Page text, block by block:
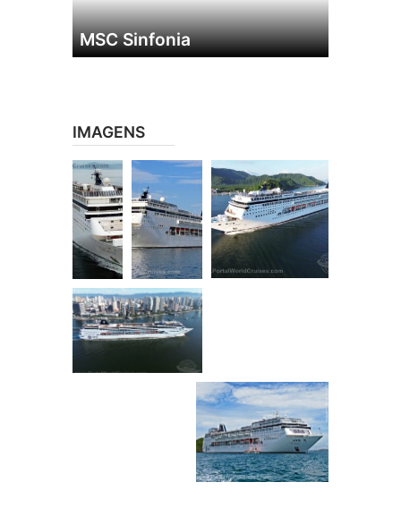
MSC Sinfonia
IMAGENS